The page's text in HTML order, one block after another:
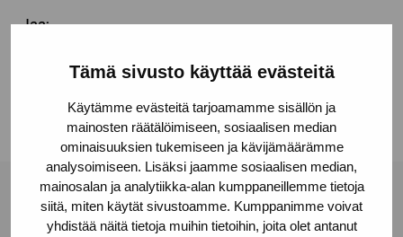
Tämä sivusto käyttää evästeitä
Käytämme evästeitä tarjoamamme sisällön ja
mainosten räätälöimiseen, sosiaalisen median
ominaisuuksien tukemiseen ja kävijämäärämme
analysoimiseen. Lisäksi jaamme sosiaalisen median,
mainosalan ja analytiikka-alan kumppaneillemme tietoja
siitä, miten käytät sivustoamme. Kumppanimme voivat
yhdistää näitä tietoja muihin tietoihin, joita olet antanut
Jaa:
Pro Artibus -säätiö